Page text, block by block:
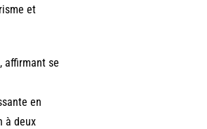
et
affirmant se
en
à deux